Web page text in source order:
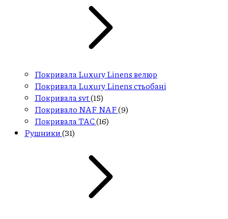
Покривала Luxury Linens велюр
Покривала Luxury Linens стьобані
Покривала svt(15)
Покривало NAF NAF(9)
Покривала ТАС(16)
Рушники(31)